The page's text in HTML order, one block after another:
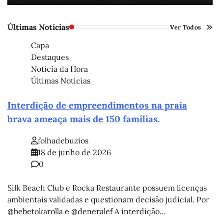
Últimas Notícias Ver Todos
Capa
Destaques
Notícia da Hora
Últimas Notícias
Interdição de empreendimentos na praia
brava ameaça mais de 150 famílias.
folhadebuzios
18 de junho de 2026
0
Silk Beach Club e Rocka Restaurante possuem licenças
ambientais validadas e questionam decisão judicial. Por
@bebetokarolla e @deneralef A interdição…